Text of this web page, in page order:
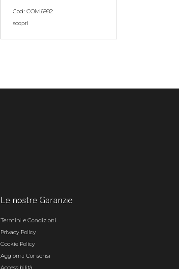
Cod.: COM.6982
scopri
Le nostre Garanzie
Termini e Condizioni
Privacy Policy
Cookie Policy
Aggiorna Consensi